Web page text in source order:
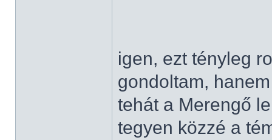
igen, ezt tényleg
gondoltam,
tehát a Merengő
tegyen közzé a